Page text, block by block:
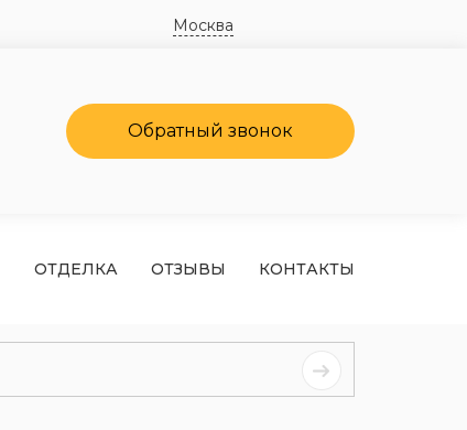
Москва
Обратный звонок
ОТДЕЛКА ОТЗЫВЫ КОНТАКТЫ